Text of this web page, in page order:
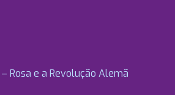
– Rosa e a Revolução Alemã